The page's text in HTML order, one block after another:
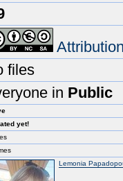
files
in Public
yet!
Lemonia